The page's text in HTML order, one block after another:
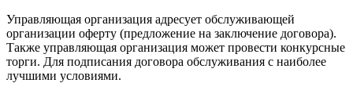
Управляющая организация адресует обслуживающей
организации оферту (предложение на заключение договора).
Также управляющая организация может провести конкурсные
торги. Для подписания договора обслуживания с наиболее
лучшими условиями.